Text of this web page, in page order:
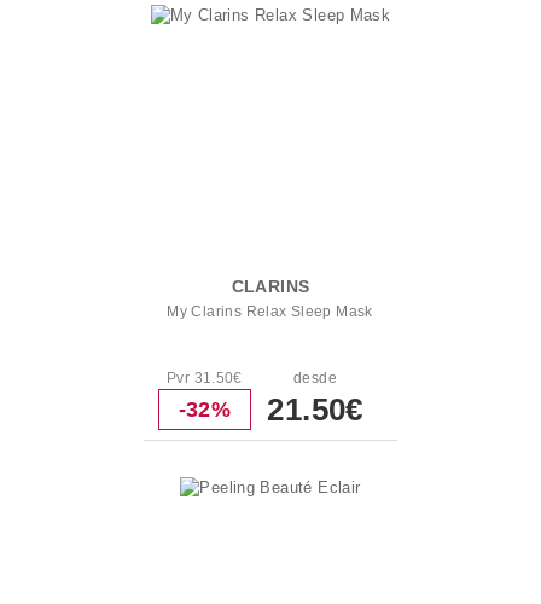
CLARINS
My Clarins Relax Sleep Mask
Pvr 31.50€
-32%
desde
21.50€